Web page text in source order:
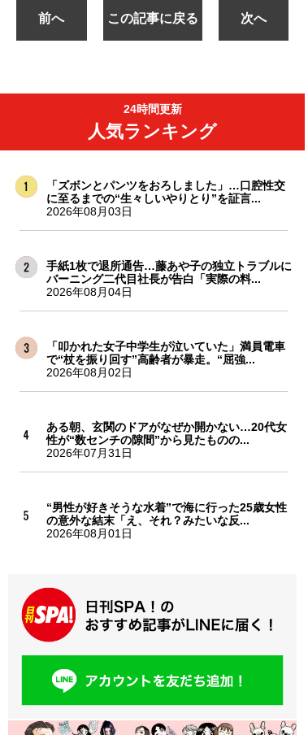
前へ この記事に戻る 次へ
24時間更新
人気ランキング
「ズボンとパンツをおろしました」…口腔性交
に至るまでの“生々しいやりとり”を証言...
2026年08月03日
手紙1枚で退所通告…藤あや子の独立トラブルに
バーニング二代目社長が告白「実際の料...
2026年08月04日
「叩かれた女子中学生が泣いていた」満員電車
で“杖を振り回す”高齢者が暴走。“屈強...
2026年08月02日
ある朝、玄関のドアがなぜか開かない…20代女
性が“数センチの隙間”から見たものの...
2026年07月31日
“男性が好きそうな水着”で海に行った25歳女性
の意外な結末「え、それ？みたいな反...
2026年08月01日